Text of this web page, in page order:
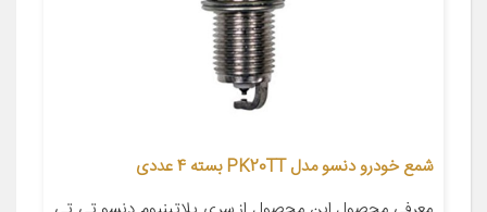
شمع خودرو دنسو مدل PK20TT بسته 4 عددی